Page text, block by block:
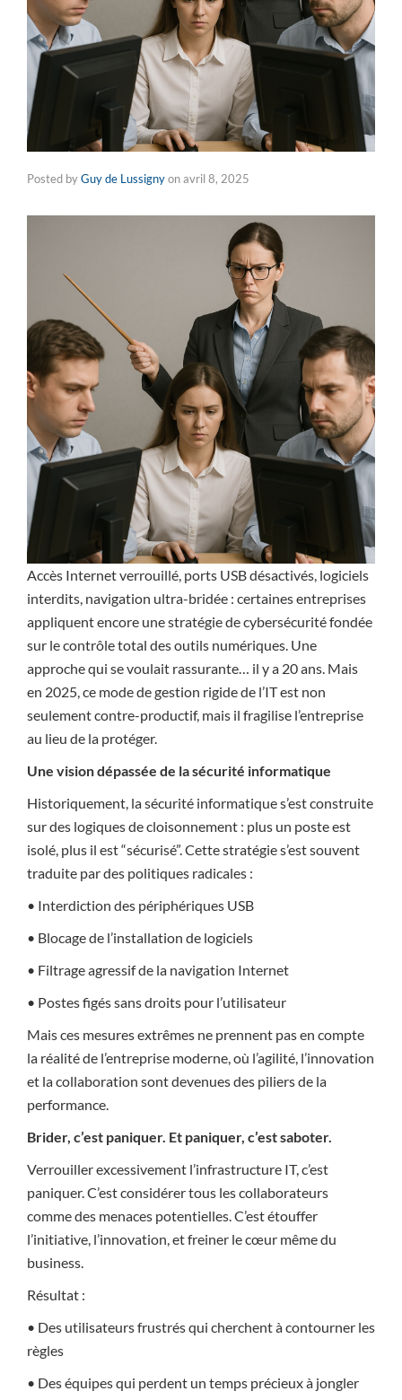
Posted byGuy de Lussignyonavril 8, 2025
Accès Internet verrouillé, ports USB désactivés, logiciels
interdits, navigation ultra-bridée : certaines entreprises
appliquent encore une stratégie de cybersécurité fondée
sur le contrôle total des outils numériques. Une
approche qui se voulait rassurante… il y a 20 ans. Mais
en 2025, ce mode de gestion rigide de l’IT est non
seulement contre-productif, mais il fragilise l’entreprise
au lieu de la protéger.
Une vision dépassée de la sécurité informatique
Historiquement, la sécurité informatique s’est construite
sur des logiques de cloisonnement : plus un poste est
isolé, plus il est “sécurisé”. Cette stratégie s’est souvent
traduite par des politiques radicales :
• Interdiction des périphériques USB
• Blocage de l’installation de logiciels
• Filtrage agressif de la navigation Internet
• Postes figés sans droits pour l’utilisateur
Mais ces mesures extrêmes ne prennent pas en compte
la réalité de l’entreprise moderne, où l’agilité, l’innovation
et la collaboration sont devenues des piliers de la
performance.
Brider, c’est paniquer. Et paniquer, c’est saboter.
Verrouiller excessivement l’infrastructure IT, c’est
paniquer. C’est considérer tous les collaborateurs
comme des menaces potentielles. C’est étouffer
l’initiative, l’innovation, et freiner le cœur même du
business.
Résultat :
• Des utilisateurs frustrés qui cherchent à contourner les
règles
• Des équipes qui perdent un temps précieux à jongler